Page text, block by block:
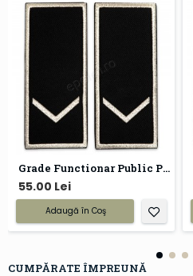
Grade Functionar Public Principal Politia Locala
55.00 Lei
Adaugă în Coş
CUMPĂRATE ÎMPREUNĂ